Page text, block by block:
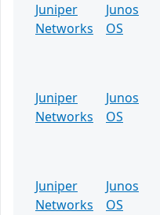
Juniper
Networks
Junos
OS
Juniper
Networks
Junos
OS
Juniper
Networks
Junos
OS